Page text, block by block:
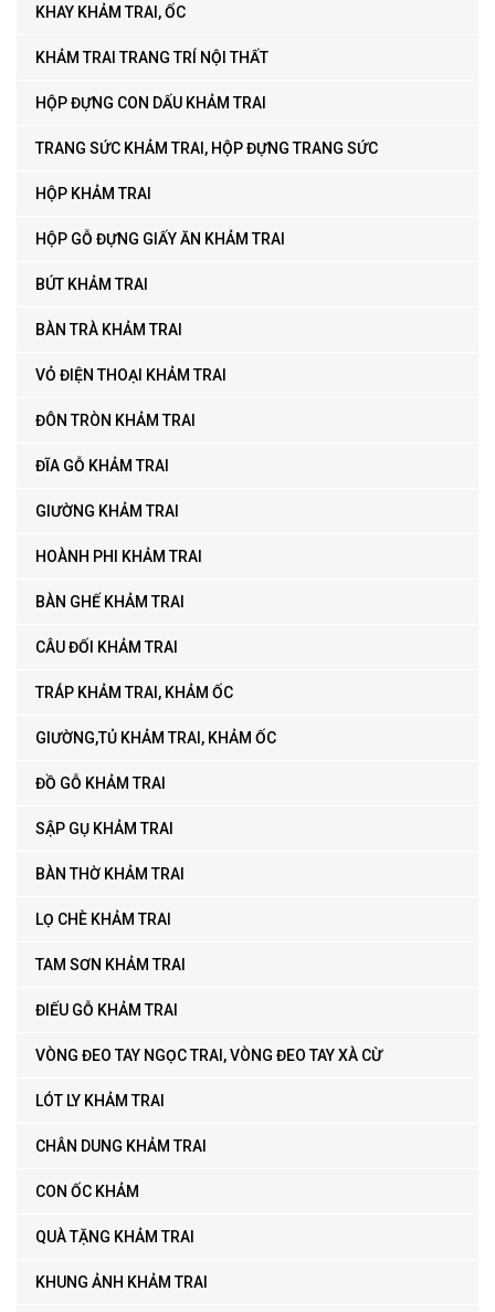
KHAY KHẢM TRAI, ỐC
KHẢM TRAI TRANG TRÍ NỘI THẤT
HỘP ĐỰNG CON DẤU KHẢM TRAI
TRANG SỨC KHẢM TRAI, HỘP ĐỰNG TRANG SỨC
HỘP KHẢM TRAI
HỘP GỖ ĐỰNG GIẤY ĂN KHẢM TRAI
BÚT KHẢM TRAI
BÀN TRÀ KHẢM TRAI
VỎ ĐIỆN THOẠI KHẢM TRAI
ĐÔN TRÒN KHẢM TRAI
ĐĨA GỖ KHẢM TRAI
GIƯỜNG KHẢM TRAI
HOÀNH PHI KHẢM TRAI
BÀN GHẾ KHẢM TRAI
CÂU ĐỐI KHẢM TRAI
TRÁP KHẢM TRAI, KHẢM ỐC
GIƯỜNG,TỦ KHẢM TRAI, KHẢM ỐC
ĐỒ GỖ KHẢM TRAI
SẬP GỤ KHẢM TRAI
BÀN THỜ KHẢM TRAI
LỌ CHÈ KHẢM TRAI
TAM SƠN KHẢM TRAI
ĐIẾU GỖ KHẢM TRAI
VÒNG ĐEO TAY NGỌC TRAI, VÒNG ĐEO TAY XÀ CỪ
LÓT LY KHẢM TRAI
CHÂN DUNG KHẢM TRAI
CON ỐC KHẢM
QUÀ TẶNG KHẢM TRAI
KHUNG ẢNH KHẢM TRAI